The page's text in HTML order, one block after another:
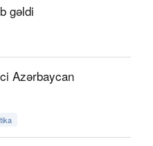
gəldi
Azərbaycan